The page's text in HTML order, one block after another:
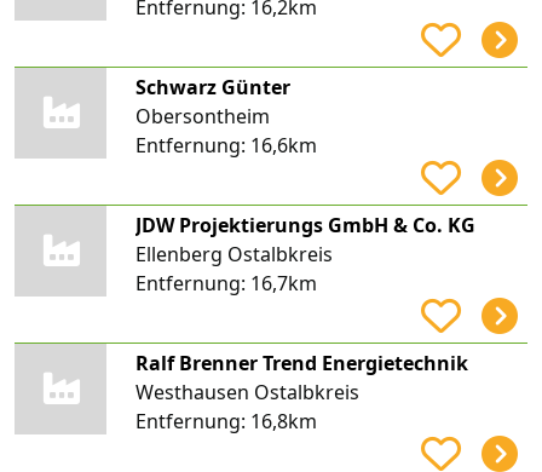
Entfernung: 16,2km
Schwarz Günter
Obersontheim
Entfernung: 16,6km
JDW Projektierungs GmbH & Co. KG
Ellenberg Ostalbkreis
Entfernung: 16,7km
Ralf Brenner Trend Energietechnik
Westhausen Ostalbkreis
Entfernung: 16,8km